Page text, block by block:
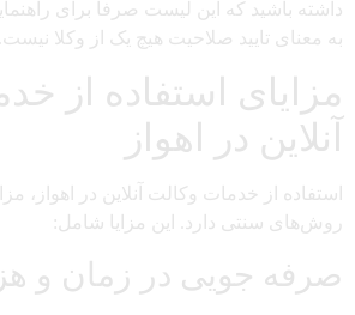
داشته باشید که این لیست صرفاً برای
به معنای تایید صلاحیت هیچ یک از وکلا نیست.
مزایای استفاده از
آنلاین در اهواز
استفاده از خدمات وکالت آنلاین در اهواز،
روش‌های سنتی دارد. این مزایا شامل:
صرفه جویی در زمان و